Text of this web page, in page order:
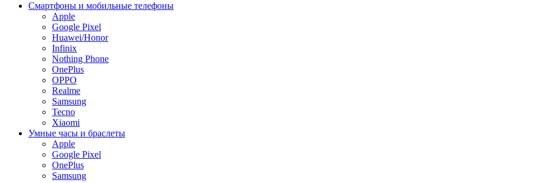
Смартфоны и мобильные телефоны
Apple
Google Pixel
Huawei/Honor
Infinix
Nothing Phone
OnePlus
OPPO
Realme
Samsung
Tecno
Xiaomi
Умные часы и браслеты
Apple
Google Pixel
OnePlus
Samsung